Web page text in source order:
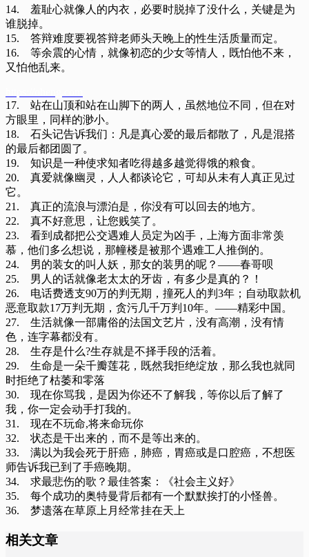
14. 羞耻心就像人的内衣，必要时脱掉了没什么，关键是为
谁脱掉。
15. 答辩难度要视答辩老师头天晚上的性生活质量而定。
16. 等余震的心情，就像初恋的少女等情人，既怕他不来，
又怕他乱来。
17. 站在山顶和站在山脚下的两人，虽然地位不同，但在对
方眼里，同样的渺小。
18. 石头记告诉我们：凡是真心爱的最后都散了，凡是混搭
的最后都团圆了。
19. 知识是一种使求知者吃得越多越觉得饿的粮食。
20. 真爱就像幽灵，人人都谈论它，可却从未有人真正见过
它。
21. 真正的流浪与漂泊是，你没有可以回去的地方。
22. 真不好意思，让您贱笑了。
23. 看到成都把公交遇难人员定为凶手，上海方面非常羡
慕，他们多么想说，那幢楼是被那个遇难工人推倒的。
24. 男的装女的叫人妖，那女的装男的呢？——春哥呗
25. 男人的话就像老太太的牙齿，有多少是真的？！
26. 电话费透支90万的判无期，撞死人的判3年；自动取款机
恶意取款17万判无期，贪污几千万判10年。——精彩中国。
27. 生活就像一部庸俗的法国文艺片，没有高潮，没有情
色，连字幕都没有。
28. 生存是什么?生存就是不择手段的活着。
29. 生命是一朵千瓣莲花，既然我拒绝绽放，那么我也就同
时拒绝了枯萎和零落
30. 现在你骂我，是因为你还不了解我，等你以后了解了
我，你一定会动手打我的。
31. 现在不玩命,将来命玩你
32. 状态是干出来的，而不是等出来的。
33. 满以为我会死于肝癌，肺癌，胃癌或是口腔癌，不想医
师告诉我已到了手癌晚期。
34. 求最悲伤的歌？最佳答案：《社会主义好》
35. 每个成功的奥特曼背后都有一个默默挨打的小怪兽。
36. 梦遗落在草原上月经常挂在天上
相关文章